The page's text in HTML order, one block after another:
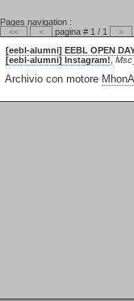
Pages navigation :
<<
< pagina # 1 / 1
>
[eebl-alumni] EEBL OPEN
[eebl-alumni] Instagram!
Archivio con motore